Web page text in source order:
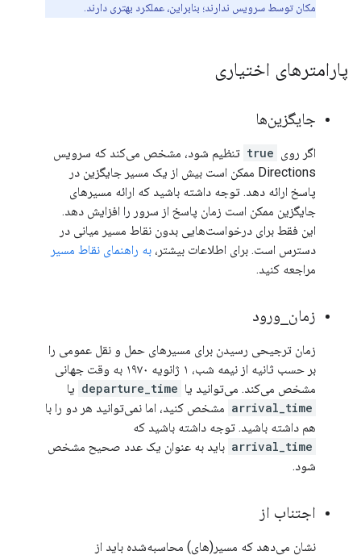
مکان توسط سرویس ندارند؛ بنابراین، عملکرد بهتری دارند.
پارامترهای اختیاری
جایگزین‌ها
اگر روی true تنظیم شود، مشخص می‌کند که سرویس
Directions ممکن است بیش از یک مسیر جایگزین در
پاسخ ارائه دهد. توجه داشته باشید که ارائه مسیرهای
جایگزین ممکن است زمان پاسخ از سرور را افزایش دهد.
این فقط برای درخواست‌هایی بدون نقاط مسیر میانی در
دسترس است. برای اطلاعات بیشتر، به راهنمای نقاط مسیر
مراجعه کنید.
زمان ورود
زمان ترجیحی رسیدن برای مسیرهای حمل و نقل عمومی را
بر حسب ثانیه از نیمه شب، ۱ ژانویه ۱۹۷۰ به وقت جهانی
مشخص می‌کند. می‌توانید یا departure_time یا
arrival_time مشخص کنید، اما نمی‌توانید هر دو را با
هم داشته باشید. توجه داشته باشید که
arrival_time باید به عنوان یک عدد صحیح مشخص
شود.
اجتناب از
نشان می‌دهد که مسیر(های) محاسبه‌شده باید از